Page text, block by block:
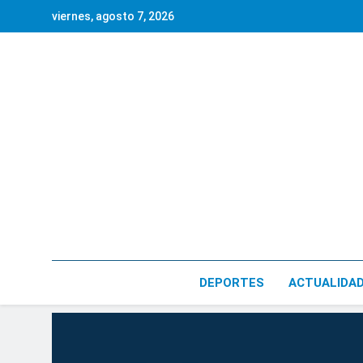
viernes, agosto 7, 2026
DEPORTES